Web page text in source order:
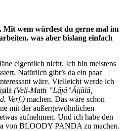
wem würdest du gerne mal im
was aber bislang einfach
eigentlich nicht. Ich bin meistens
Natürlich gibt’s da ein paar
wäre. Vielleicht werde ich
(Veli-Matti ”Läjä”Äijälä,
Verf.) machen. Das wäre schon
mit der außergewöhnlichen
aufnehmen. Und ich habe den
von BLOODY PANDA zu machen.